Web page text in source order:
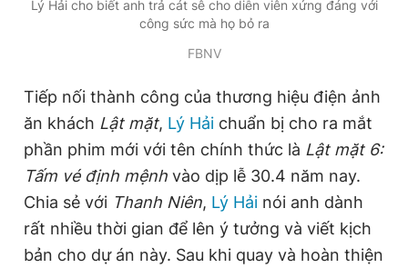
Đọc Thanh Niên trên điện thoại
Theo dõi báo trên
Hotline
0906 645 777
Liên hệ quảng cáo
0908 780 404
Đặt báo Quảng cáo RSS Tòa soạn Chính sách bảo
Lý Hải cho biết anh trả cát sê cho diễn viên xứng đáng với
công sức mà họ bỏ ra
FBNV
Tiếp nối thành công của thương hiệu điện ảnh
ăn khách Lật mặt, Lý Hải chuẩn bị cho ra mắt
phần phim mới với tên chính thức là Lật mặt 6:
Tấm vé định mệnh vào dịp lễ 30.4 năm nay.
Chia sẻ với Thanh Niên, Lý Hải nói anh dành
rất nhiều thời gian để lên ý tưởng và viết kịch
bản cho dự án này. Sau khi quay và hoàn thiện